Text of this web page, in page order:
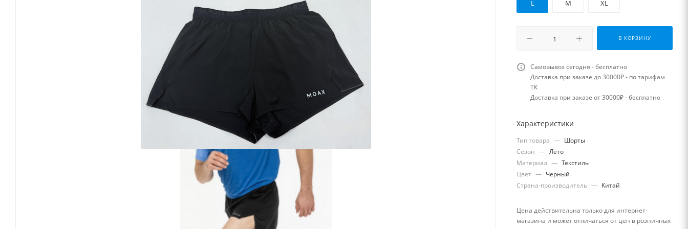
L M XL
В КОРЗИНУ
Самовывоз сегодня - бесплатно
Доставка при заказе до 30000₽ - по тарифам
ТК
Доставка при заказе от 30000₽ - бесплатно
Характеристики
Тип товара — Шорты
Сезон — Лето
Материал — Текстиль
Цвет — Черный
Страна-производитель — Китай
Цена действительна только для интернет-
магазина и может отличаться от цен в розничных